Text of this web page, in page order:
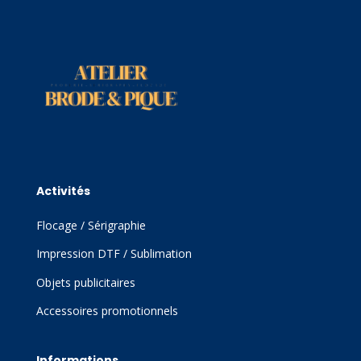
Activités
Flocage / Sérigraphie
Impression DTF / Sublimation
Objets publicitaires
Accessoires promotionnels